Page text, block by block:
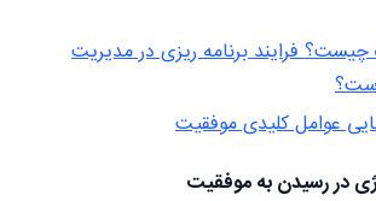
فرایند برنامه ریزی در مدیریت
در رسیدن به موفقیت